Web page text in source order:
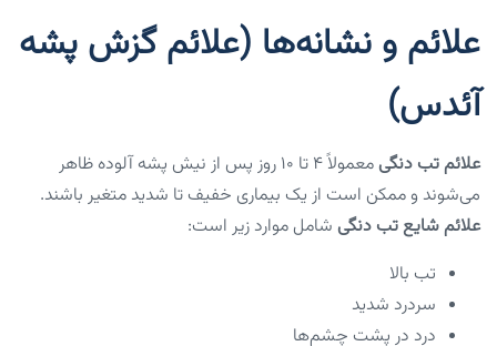
علائم و نشانه‌ها (علائم گزش پشه
آئدس)
علائم تب دنگی
معمولاً ۴ تا ۱۰ روز پس از نیش پشه آلوده ظاهر
می‌شوند و ممکن است از یک بیماری خفیف تا شدید متغیر باشند.
علائم شایع تب دنگی شامل موارد زیر است:
تب بالا
سردرد شدید
درد در پشت چشم‌ها